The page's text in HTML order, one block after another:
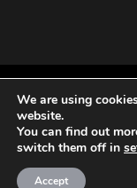
We are using
website.
You can find out
switch them off in
Accept